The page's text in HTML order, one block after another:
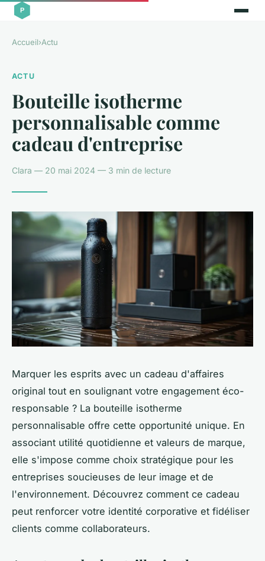
Accueil›Actu
ACTU
Bouteille isotherme
personnalisable comme
cadeau d'entreprise
Clara — 20 mai 2024 — 3 min de lecture
Marquer les esprits avec un cadeau d'affaires
original tout en soulignant votre engagement éco-
responsable ? La bouteille isotherme
personnalisable offre cette opportunité unique. En
associant utilité quotidienne et valeurs de marque,
elle s'impose comme choix stratégique pour les
entreprises soucieuses de leur image et de
l'environnement. Découvrez comment ce cadeau
peut renforcer votre identité corporative et fidéliser
clients comme collaborateurs.